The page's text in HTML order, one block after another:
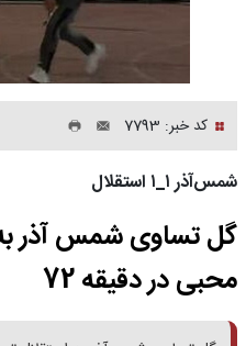
کد خبر: 7793
شمس‌آذر ۱_۱ استقلال
گل تساوی شمس آذر
محبی در دقیقه 72